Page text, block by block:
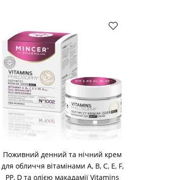
Поживний денний та нічний крем
для обличчя вітамінами A, B, C, E, F,
PP, D та олією макадамії Vitamins